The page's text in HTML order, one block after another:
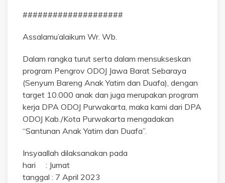
####################
Assalamu’alaikum Wr. Wb.
Dalam rangka turut serta dalam mensukseskan
program Pengrov ODOJ Jawa Barat Sebaraya
(Senyum Bareng Anak Yatim dan Duafa), dengan
target 10.000 anak dan juga merupakan program
kerja DPA ODOJ Purwakarta, maka kami dari DPA
ODOJ Kab./Kota Purwakarta mengadakan
“Santunan Anak Yatim dan Duafa”.
Insyaallah dilaksanakan pada
hari : Jumat
tanggal : 7 April 2023